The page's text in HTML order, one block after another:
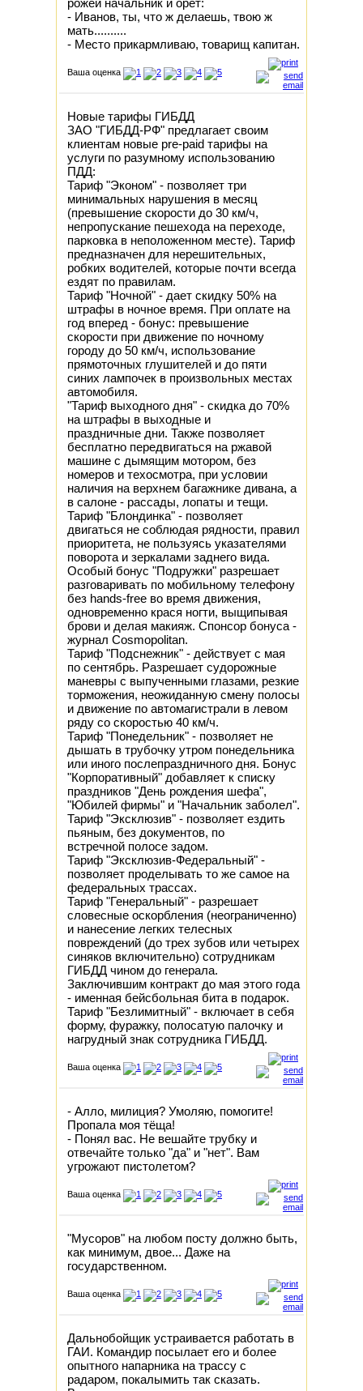
рожей начальник и орет:
- Иванов, ты, что ж делаешь, твою ж
мать..........
- Место прикармливаю, товарищ капитан.
Ваша оценка
Новые тарифы ГИБДД
ЗАО "ГИБДД-РФ" предлагает своим
клиентам новые pre-paid тарифы на
услуги по разумному использованию
ПДД:
Тариф "Эконом" - позволяет три
минимальных нарушения в месяц
(превышение скорости до 30 км/ч,
непропускание пешехода на переходе,
парковка в неположенном месте). Тариф
предназначен для нерешительных,
робких водителей, которые почти всегда
ездят по правилам.
Тариф "Ночной" - дает скидку 50% на
штрафы в ночное время. При оплате на
год вперед - бонус: превышение
скорости при движение по ночному
городу до 50 км/ч, использование
прямоточных глушителей и до пяти
синих лампочек в произвольных местах
автомобиля.
"Тариф выходного дня" - скидка до 70%
на штрафы в выходные и
праздничные дни. Также позволяет
бесплатно передвигаться на ржавой
машине с дымящим мотором, без
номеров и техосмотра, при условии
наличия на верхнем багажнике дивана, а
в салоне - рассады, лопаты и тещи.
Тариф "Блондинка" - позволяет
двигаться не соблюдая рядности, правил
приоритета, не пользуясь указателями
поворота и зеркалами заднего вида.
Особый бонус "Подружки" разрешает
разговаривать по мобильному телефону
без hands-free во время движения,
одновременно крася ногти, выщипывая
брови и делая макияж. Спонсор бонуса -
журнал Cosmopolitan.
Тариф "Подснежник" - действует с мая
по сентябрь. Разрешает судорожные
маневры с выпученными глазами, резкие
торможения, неожиданную смену полосы
и движение по автомагистрали в левом
ряду со скоростью 40 км/ч.
Тариф "Понедельник" - позволяет не
дышать в трубочку утром понедельника
или иного послепраздничного дня. Бонус
"Корпоративный" добавляет к списку
праздников "День рождения шефа",
"Юбилей фирмы" и "Начальник заболел".
Тариф "Эксклюзив" - позволяет ездить
пьяным, без документов, по
встречной полосе задом.
Тариф "Эксклюзив-Федеральный" -
позволяет проделывать то же самое на
федеральных трассах.
Тариф "Генеральный" - разрешает
словесные оскорбления (неограниченно)
и нанесение легких телесных
повреждений (до трех зубов или четырех
синяков включительно) сотрудникам
ГИБДД чином до генерала.
Заключившим контракт до мая этого года
- именная бейсбольная бита в подарок.
Тариф "Безлимитный" - включает в себя
форму, фуражку, полосатую палочку и
нагрудный знак сотрудника ГИБДД.
Ваша оценка
- Алло, милиция? Умоляю, помогите!
Пропала моя тёща!
- Понял вас. Не вешайте трубку и
отвечайте только "да" и "нет". Вам
угрожают пистолетом?
Ваша оценка
"Мусоров" на любом посту должно быть,
как минимум, двое... Даже на
государственном.
Ваша оценка
Дальнобойщик устраивается работать в
ГАИ. Командир посылает его и более
опытного напарника на трассу с
радаром, покалымить так сказать.